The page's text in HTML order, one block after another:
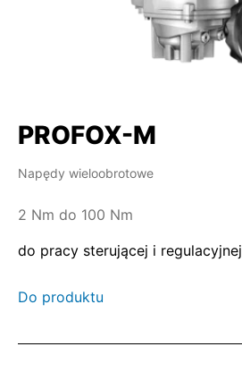
PROFOX-M
Napędy wieloobrotowe
2 Nm do 100 Nm
do pracy sterującej i regulacyjnej
Do produktu